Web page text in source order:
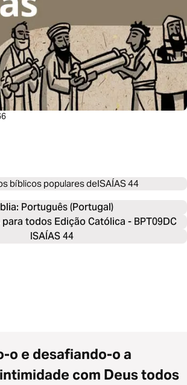
bíblicos populares deISAÍAS 44
Português (Portugal)
para todos Edição Católica - BPT09DC
ISAÍAS 44
o e desafiando-o a
com Deus todos